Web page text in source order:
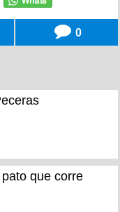
0
que corre